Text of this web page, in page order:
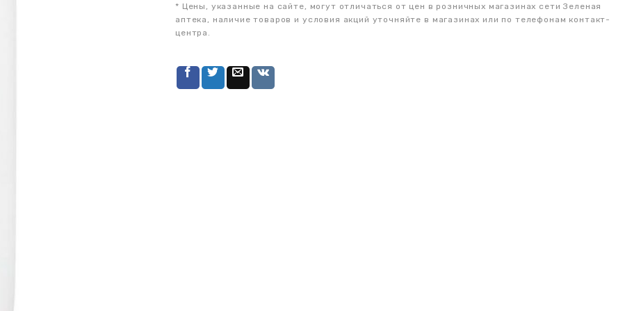
* Цены, указанные на сайте, могут отличаться от цен в розничных магазинах сети Зеленая
аптека, наличие товаров и условия акций уточняйте в магазинах или по телефонам контакт-
центра.